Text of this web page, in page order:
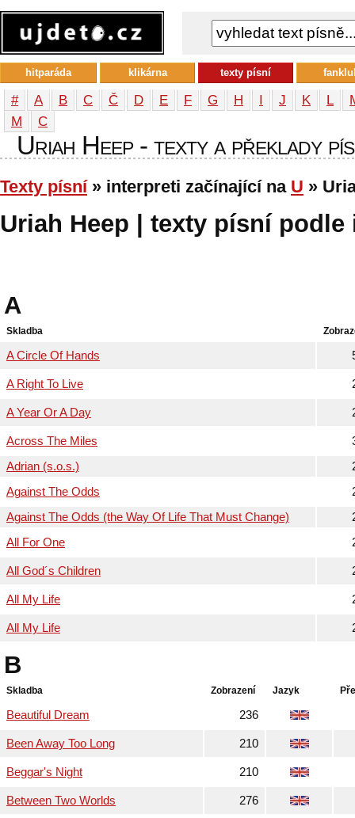
# A B C Č D E F G H I J K L
М
С
Uriah Heep - texty a překlady
Texty písní» interpreti začínající na U »
Uriah Heep | texty písní podle
A
Skladba
A Circle Of Hands
A Right To Live
A Year Or A Day
Across The Miles
Adrian (s.o.s.)
Against The Odds
Against The Odds (the Way Of Life That Must Change)
All For One
All God´s Children
All My Life
All My Life
B
Skladba Zobrazení Jazyk
Beautiful Dream 236
Been Away Too Long 210
Beggar's Night 210
Between Two Worlds 276
hitparáda klikárna texty písní